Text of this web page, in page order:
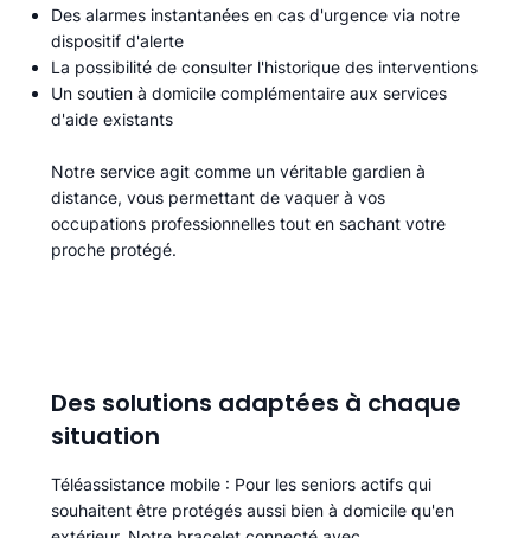
Des alarmes instantanées en cas d'urgence via notre
dispositif d'alerte
La possibilité de consulter l'historique des interventions
Un soutien à domicile complémentaire aux services
d'aide existants
Notre service agit comme un véritable gardien à
distance, vous permettant de vaquer à vos
occupations professionnelles tout en sachant votre
proche protégé.
Des solutions adaptées à chaque
situation
Téléassistance mobile : Pour les seniors actifs qui
souhaitent être protégés aussi bien à domicile qu'en